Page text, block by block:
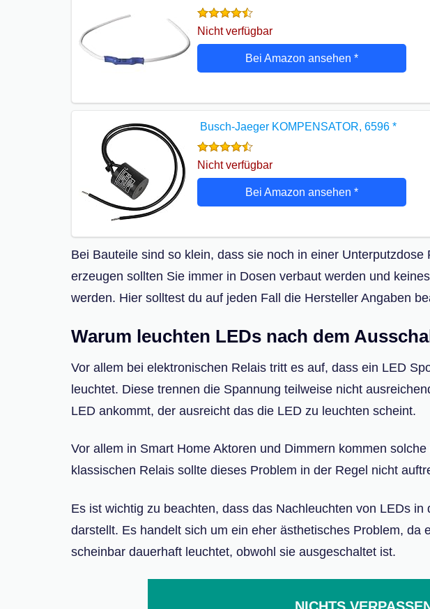
Nicht verfügbar
Bei Amazon ansehen *
Busch-Jaeger KOMPENSATOR, 6596 *
Nicht verfügbar
Bei Amazon ansehen *
Bei Bauteile sind so klein, dass sie noch in einer
erzeugen sollten Sie immer in Dosen verbaut werden und
werden. Hier solltest du auf jeden Fall die Hersteller Angaben
Warum leuchten LEDs nach dem
Vor allem bei elektronischen Relais tritt es auf, dass ein LED
leuchtet. Diese trennen die Spannung teilweise nicht
LED ankommt, der ausreicht das die LED zu leuchten scheint.
Vor allem in Smart Home Aktoren und Dimmern kommen
klassischen Relais sollte dieses Problem in der Regel nicht
Es ist wichtig zu beachten, dass das Nachleuchten von LEDs
darstellt. Es handelt sich um ein eher ästhetisches Problem, da
scheinbar dauerhaft leuchtet, obwohl sie ausgeschaltet ist.